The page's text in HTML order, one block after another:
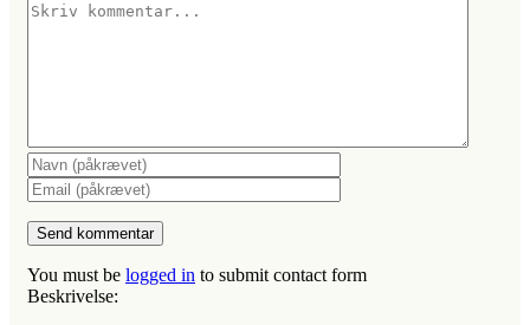
You must be logged in to submit contact form
Beskrivelse: